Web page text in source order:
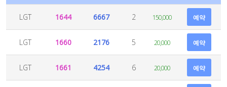
LGT 1644 6667 2 150,000 예약
LGT 1660 2176 5 20,000 예약
LGT 1661 4254 6 20,000 예약